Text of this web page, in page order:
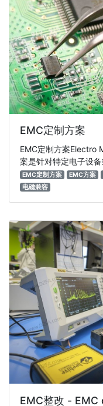
EMC定制方案
EMC定制方案Electro
案是针对特定电子设备
EMC定制方案 EMC方案
电磁兼容
EMC整改 - EMC